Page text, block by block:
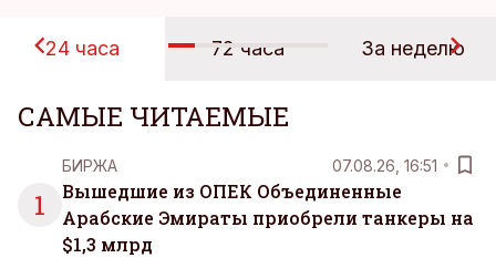
24 часа 72 часа За неделю
САМЫЕ ЧИТАЕМЫЕ
1
БИРЖА 07.08.26, 16:51
Вышедшие из ОПЕК Объединенные
Арабские Эмираты приобрели танкеры на
$1,3 млрд